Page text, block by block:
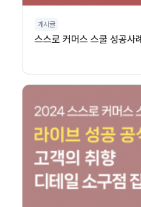
게시글
스스로 커머스 스쿨 성공사